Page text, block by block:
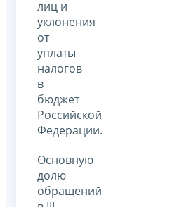
лиц и
уклонения
от
уплаты
налогов
в
бюджет
Российской
Федерации.
Основную
долю
обращений